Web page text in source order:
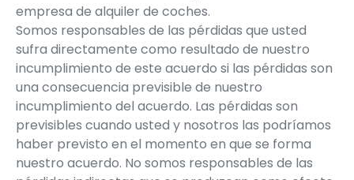
empresa de alquiler de coches.
Somos responsables de las pérdidas que usted
sufra directamente como resultado de nuestro
incumplimiento de este acuerdo si las pérdidas son
una consecuencia previsible de nuestro
incumplimiento del acuerdo. Las pérdidas son
previsibles cuando usted y nosotros las podríamos
haber previsto en el momento en que se forma
nuestro acuerdo. No somos responsables de las